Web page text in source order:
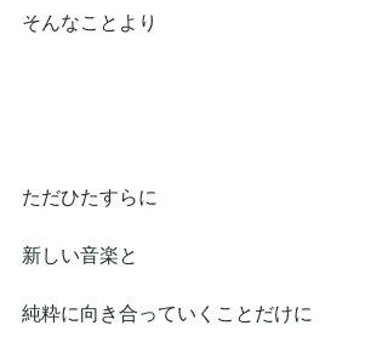
そんなことより
ただひたすらに
新しい音楽と
純粋に向き合っていくことだけに